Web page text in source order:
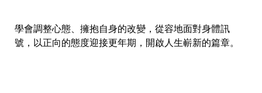
學會調整心態、擁抱自身的改變，從容地面對身體訊
號，以正向的態度迎接更年期，開啟人生嶄新的篇章。